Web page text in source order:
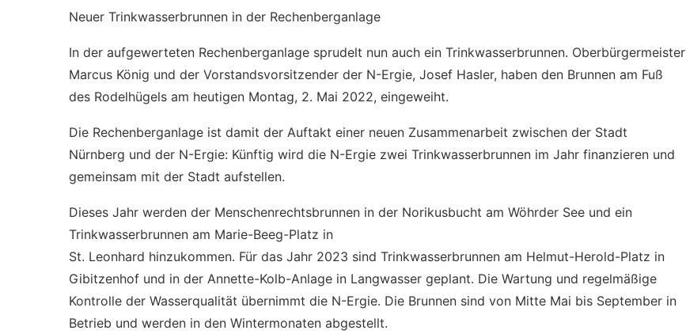
Neuer Trinkwasserbrunnen in der Rechenberganlage
In der aufgewerteten Rechenberganlage sprudelt nun auch ein Trinkwasserbrunnen. Oberbürgermeister
Marcus König und der Vorstandsvorsitzender der N-Ergie, Josef Hasler, haben den Brunnen am Fuß
des Rodelhügels am heutigen Montag, 2. Mai 2022, eingeweiht.
Die Rechenberganlage ist damit der Auftakt einer neuen Zusammenarbeit zwischen der Stadt
Nürnberg und der N-Ergie: Künftig wird die N-Ergie zwei Trinkwasserbrunnen im Jahr finanzieren und
gemeinsam mit der Stadt aufstellen.
Dieses Jahr werden der Menschenrechtsbrunnen in der Norikusbucht am Wöhrder See und ein
Trinkwasserbrunnen am Marie-Beeg-Platz in
St. Leonhard hinzukommen. Für das Jahr 2023 sind Trinkwasserbrunnen am Helmut-Herold-Platz in
Gibitzenhof und in der Annette-Kolb-Anlage in Langwasser geplant. Die Wartung und regelmäßige
Kontrolle der Wasserqualität übernimmt die N-Ergie. Die Brunnen sind von Mitte Mai bis September in
Betrieb und werden in den Wintermonaten abgestellt.